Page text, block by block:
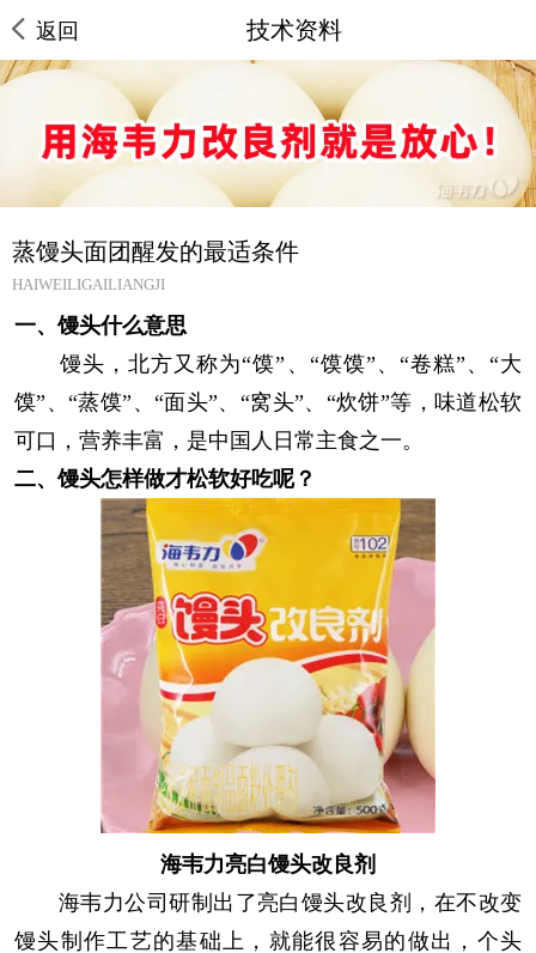
返回 技术资料
蒸馒头面团醒发的最适条件
HAIWEILIGAILIANGJI
一、馒头什么意思
馒头，北方又称为“馍”、“馍馍”、“卷糕”、“大
馍”、“蒸馍”、“面头”、“窝头”、“炊饼”等，味道松软
可口，营养丰富，是中国人日常主食之一。
二、馒头怎样做才松软好吃呢？
海韦力亮白馒头改良剂
海韦力公司研制出了亮白馒头改良剂，在不改变
馒头制作工艺的基础上，就能很容易的做出，个头